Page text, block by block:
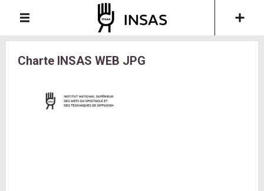
Charte INSAS WEB JPG